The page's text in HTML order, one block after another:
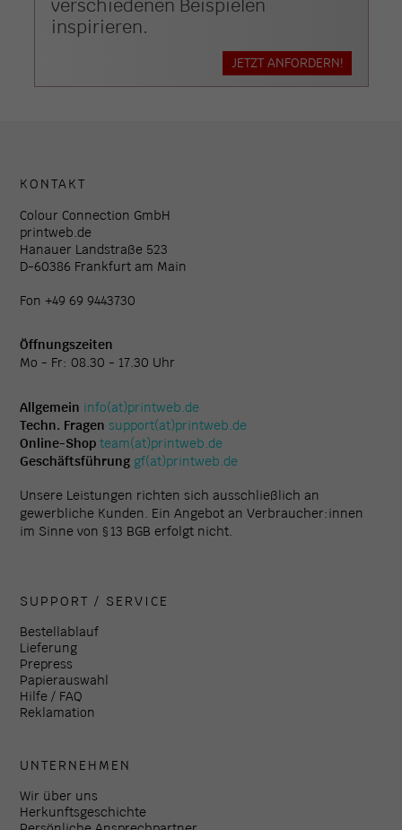
verschiedenen Beispielen
inspirieren.
JETZT ANFORDERN!
KONTAKT
Colour Connection GmbH
printweb.de
Hanauer Landstraße 523
D-60386 Frankfurt am Main
Fon +49 69 9443730
Öffnungszeiten
Mo - Fr: 08.30 - 17.30 Uhr
Allgemein info(at)printweb.de
Techn. Fragen support(at)printweb.de
Online-Shop team(at)printweb.de
Geschäftsführung gf(at)printweb.de
Unsere Leistungen richten sich ausschließlich an
gewerbliche Kunden. Ein Angebot an Verbraucher:innen
im Sinne von § 13 BGB erfolgt nicht.
SUPPORT / SERVICE
Bestellablauf
Lieferung
Prepress
Papierauswahl
Hilfe / FAQ
Reklamation
UNTERNEHMEN
Wir über uns
Herkunftsgeschichte